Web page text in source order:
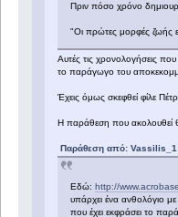
Πριν πόσο χρόνο
"Οι πρώτες μορφές ζωής
Αυτές τις χρονολογήσεις
το παράγωγο του
Έχεις όμως σκεφθεί φίλε
Η παράθεση που ακολουθεί
Παράθεση από: Vassilis_1
Εδώ: http://
υπάρχει ένα ανθολόγιο
που έχει εκφράσει το